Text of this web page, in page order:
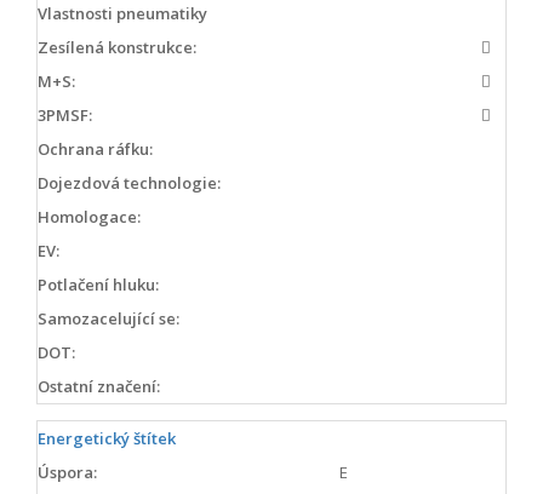
Vlastnosti pneumatiky
Zesílená konstrukce:
M+S:
3PMSF:
Ochrana ráfku:
Dojezdová technologie:
Homologace:
EV:
Potlačení hluku:
Samozacelující se:
DOT:
Ostatní značení:
Energetický štítek
Úspora:
E